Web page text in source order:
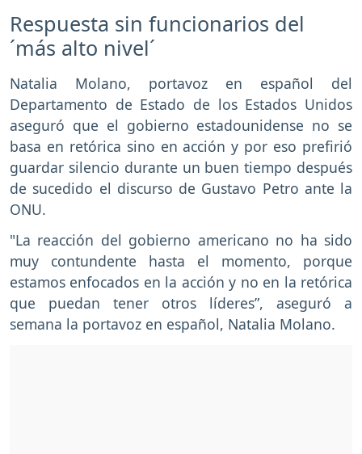
Respuesta sin funcionarios del
´más alto nivel´
Natalia Molano, portavoz en español del
Departamento de Estado de los Estados Unidos
aseguró que el gobierno estadounidense no se
basa en retórica sino en acción y por eso prefirió
guardar silencio durante un buen tiempo después
de sucedido el discurso de Gustavo Petro ante la
ONU.
"La reacción del gobierno americano no ha sido
muy contundente hasta el momento, porque
estamos enfocados en la acción y no en la retórica
que puedan tener otros líderes”, aseguró a
semana la portavoz en español, Natalia Molano.